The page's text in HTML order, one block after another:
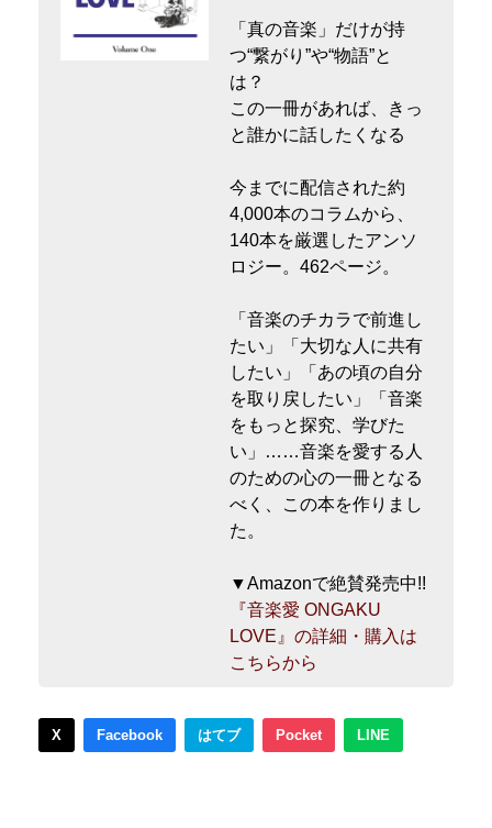
「真の音楽」だけが持
つ“繋がり”や“物語”と
は？
この一冊があれば、きっ
と誰かに話したくなる
今までに配信された約
4,000本のコラムから、
140本を厳選したアンソ
ロジー。462ページ。
「音楽のチカラで前進し
たい」「大切な人に共有
したい」「あの頃の自分
を取り戻したい」「音楽
をもっと探究、学びた
い」……音楽を愛する人
のための心の一冊となる
べく、この本を作りまし
た。
▼Amazonで絶賛発売中!!
『音楽愛 ONGAKU
LOVE』の詳細・購入は
こちらから
X Facebook はてブ Pocket LINE